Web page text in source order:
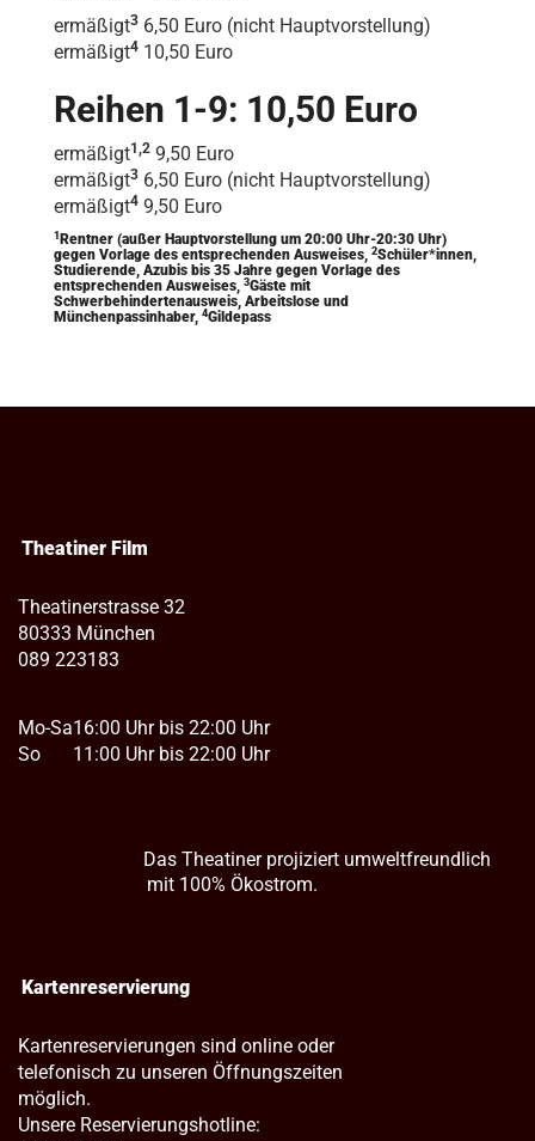
ermäßigt3 6,50 Euro (nicht Hauptvorstellung)
ermäßigt4 10,50 Euro
Reihen 1-9: 10,50 Euro
ermäßigt1,2 9,50 Euro
ermäßigt3 6,50 Euro (nicht Hauptvorstellung)
ermäßigt4 9,50 Euro
1 Rentner (außer Hauptvorstellung um 20:00 Uhr-20:30 Uhr)
gegen Vorlage des entsprechenden Ausweises, 2Schüler*innen,
Studierende, Azubis bis 35 Jahre gegen Vorlage des
entsprechenden Ausweises, 3Gäste mit
Schwerbehindertenausweis, Arbeitslose und
Münchenpassinhaber, 4Gildepass
Theatiner Film
Theatinerstrasse 32
80333 München
089 223183
Mo-Sa
So
16:00 Uhr bis 22:00 Uhr
11:00 Uhr bis 22:00 Uhr
Das Theatiner projiziert umweltfreundlich
mit 100% Ökostrom.
Kartenreservierung
Kartenreservierungen sind online oder
telefonisch zu unseren Öffnungszeiten
möglich.
Unsere Reservierungshotline: